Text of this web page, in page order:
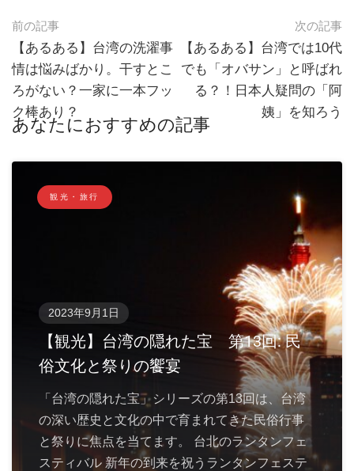
前の記事
【あるある】台湾の洗濯事
情は悩みばかり。干すとこ
ろがない？一家に一本フッ
ク棒あり？
次の記事
【あるある】台湾では10代
でも「オバサン」と呼ばれ
る？！日本人疑問の「阿
姨」を知ろう
あなたにおすすめの記事
観光・旅行
2023年9月1日
【観光】台湾の隠れた宝 第13回: 民
俗文化と祭りの饗宴
「台湾の隠れた宝」シリーズの第13回は、台湾
の深い歴史と文化の中で育まれてきた民俗行事
と祭りに焦点を当てます。 台北のランタンフェ
スティバル 新年の到来を祝うランタンフェステ